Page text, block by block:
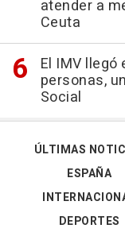
atender a
Ceuta
El IMV
personas,
Social
ÚLTIMAS
ESPAÑA
DEPORTES